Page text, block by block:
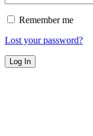
Remember me
Lost your password?